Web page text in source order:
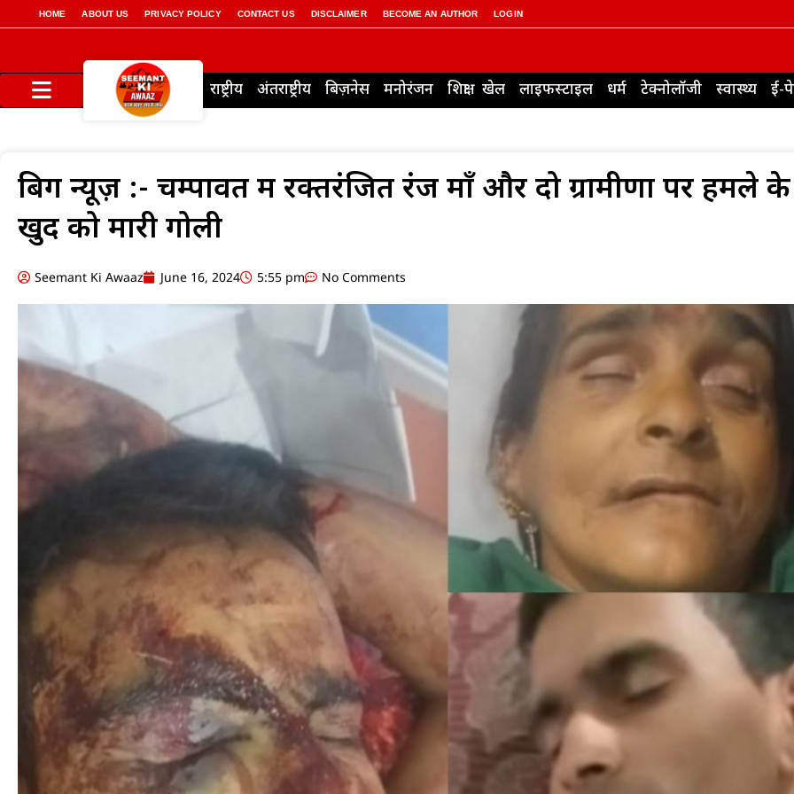
HOME ABOUT US PRIVACY POLICY CONTACT US DISCLAIMER BECOME AN AUTHOR LOGIN
राष्ट्रीय अंतराष्ट्रीय बिज़नेस मनोरंजन शिक्षा खेल लाइफस्टाइल धर्म टेक्नोलॉजी स्वास्थ्य ई-
बिग न्यूज़ :- चम्पावत में रक्तरंजित रंज माँ और दो ग्रामीणों पर हमले
खुद को मारी गोली
Seemant Ki Awaaz June 16, 2024 5:55 pm No Comments